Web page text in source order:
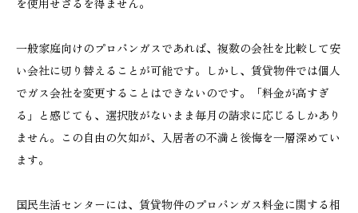
一般家庭向けのプロパンガスであれば、複数の会社を比較して安
い会社に切り替えることが可能です。しかし、賃貸物件では個人
でガス会社を変更することはできないのです。「料金が高すぎ
る」と感じても、選択肢がないまま毎月の請求に応じるしかあり
ません。この自由の欠如が、入居者の不満と後悔を一層深めてい
ます。
国民生活センターには、賃貸物件のプロパンガス料金に関する相